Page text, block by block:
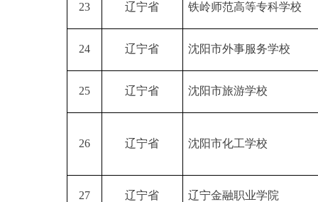
23 辽宁省 铁岭师范高等专科学校
24 辽宁省 沈阳市外事服务学校
25 辽宁省 沈阳市旅游学校
26 辽宁省 沈阳市化工学校
27 辽宁省 辽宁金融职业学院